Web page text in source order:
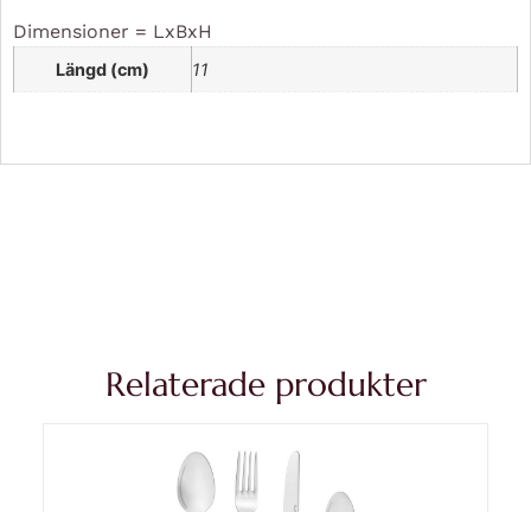
Dimensioner = LxBxH
Längd (cm) 11
Relaterade produkter